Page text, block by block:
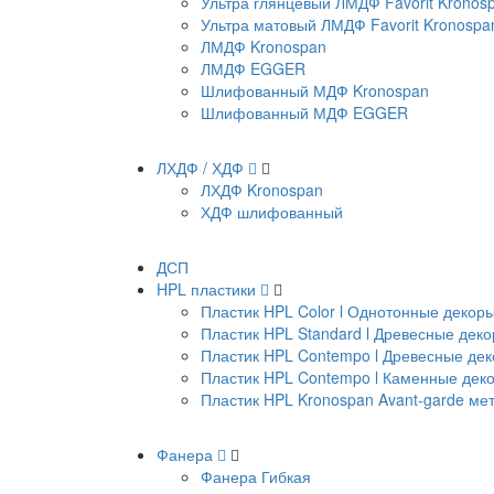
Ультра матовый ЛМДФ Favorit
ЛМДФ Kronospan
ЛМДФ EGGER
Шлифованный МДФ Kronospan
Шлифованный МДФ EGGER
ЛХДФ / ХДФ
ЛХДФ Kronospan
ХДФ шлифованный
ДСП
HPL пластики
Пластик HPL Color l Однотонные декоры
Пластик HPL Standard l Древесные
Пластик HPL Contempo l Древесные
Пластик HPL Contempo l Каменные
Пластик HPL Kronospan Avant-garde
Фанера
Фанера Гибкая